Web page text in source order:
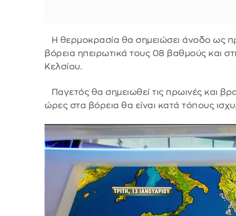
Η θερμοκρασία θα σημειώσει άνοδο ως
βόρεια ηπειρωτικά τους 08 βαθμούς και
Κελσίου.
Παγετός θα σημειωθεί τις πρωινές και
ώρες στα βόρεια θα είναι κατά τόπους